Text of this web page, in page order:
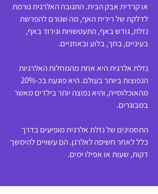
או קרדית אבק הבית. התגובה האלרגית גורמת
לדלקת של רירית האף, מה שגורם להפרשת
נזלת, גודש באף, התעטשויות וגירוד באף,
בעיניים, בחך, בלוע ובאוזניים.
נזלת אלרגית היא אחת מהמחלות האלרגיות
הנפוצות ביותר בעולם. היא פוגעת בכ-20%
מהאוכלוסייה, והיא נפוצה יותר בילדים מאשר
במבוגרים.
התסמינים של נזלת אלרגית מופיעים בדרך
כלל לאחר חשיפה לאלרגן. הם עשויים להימשך
דקות, שעות או אפילו ימים.